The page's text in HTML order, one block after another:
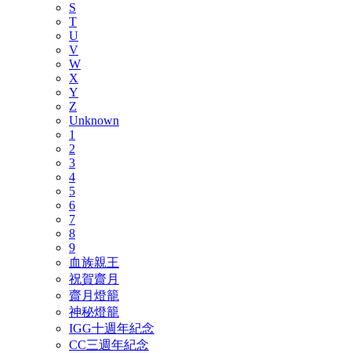
S
T
U
V
W
X
Y
Z
Unknown
1
2
3
4
5
6
7
8
9
血族親王
祝賀齋月
齋月燈籠
神秘燈籠
IGG十週年紀念
CC三週年紀念